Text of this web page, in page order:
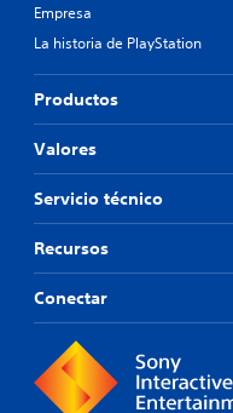
Empresa
La historia de PlayStation
Productos
Valores
Servicio técnico
Recursos
Conectar